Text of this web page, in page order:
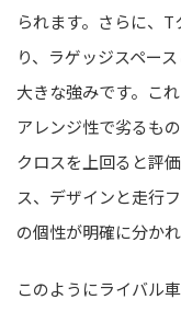
られます。さらに、
り、ラゲッジスペー
大きな強みです。こ
アレンジ性で劣るも
クロスを上回ると評
ス、デザインと走行
の個性が明確に分かれ
このようにライバル